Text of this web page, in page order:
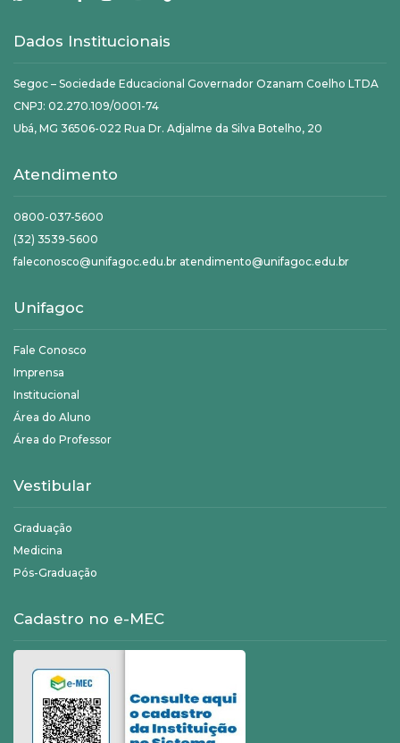
Dados Institucionais
Segoc – Sociedade Educacional Governador Ozanam Coelho LTDA
CNPJ: 02.270.109/0001-74
Ubá, MG 36506-022 Rua Dr. Adjalme da Silva Botelho, 20
Atendimento
0800-037-5600
(32) 3539-5600
faleconosco@unifagoc.edu.br atendimento@unifagoc.edu.br
Unifagoc
Fale Conosco
Imprensa
Institucional
Área do Aluno
Área do Professor
Vestibular
Graduação
Medicina
Pós-Graduação
Cadastro no e-MEC